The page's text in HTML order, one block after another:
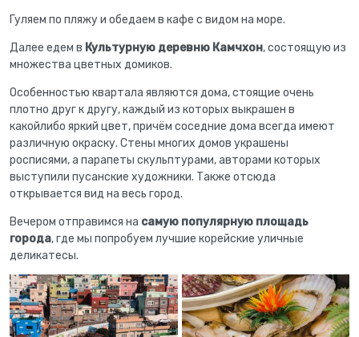
Гуляем по пляжу и обедаем в кафе с видом на море.
Далее едем в Культурную деревню Камчхон, состоящую из
множества цветных домиков.
Особенностью квартала являются дома, стоящие очень
плотно друг к другу, каждый из которых выкрашен в
какойлибо яркий цвет, причём соседние дома всегда имеют
различную окраску. Стены многих домов украшены
росписями, а парапеты скульптурами, авторами которых
выступили пусанские художники. Также отсюда
открывается вид на весь город.
Вечером отправимся на самую популярную площадь
города, где мы попробуем лучшие корейские уличные
деликатесы.